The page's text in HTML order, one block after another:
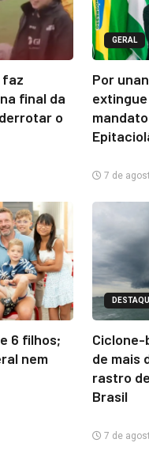
faz
final da
derrotar o
GERAL
Por
7 de
6 filhos;
nem
Ciclone-
de mais
rastro
Brasil
7 de